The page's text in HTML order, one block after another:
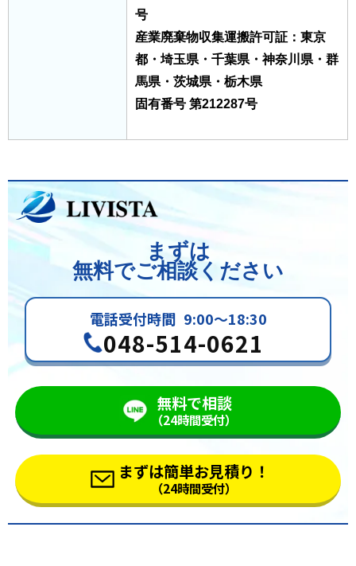
号
産業廃棄物収集運搬許可証：東京
都・埼玉県・千葉県・神奈川県・群
馬県・茨城県・栃木県
固有番号 第212287号
まずは
無料でご相談ください
電話受付時間 9:00～18:30
048-514-0621
無料で相談
（24時間受付）
まずは簡単お見積り！
（24時間受付）